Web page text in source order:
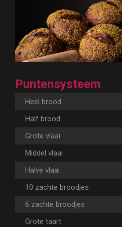
Puntensysteem
Heel brood
Half brood
Grote vlaai
Middel vlaai
Halve vlaai
10 zachte broodjes
6 zachte broodjes
Grote taart